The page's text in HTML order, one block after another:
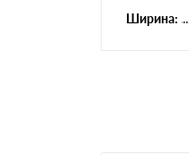
Ширина: